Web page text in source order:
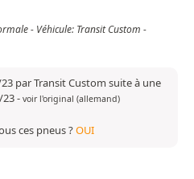
- Véhicule: Transit Custom -
par Transit Custom suite à une
23- voir l'original (allemand)
ces pneus ?OUI